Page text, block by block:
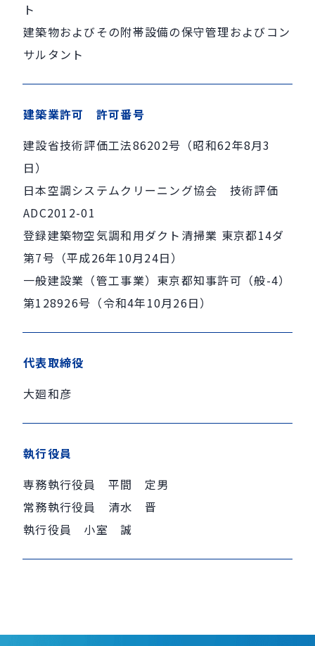
ト
建築物およびその附帯設備の保守管理およびコン
サルタント
建築業許可 許可番号
建設省技術評価工法86202号（昭和62年8月3
日）
日本空調システムクリーニング協会 技術評価
ADC2012-01
登録建築物空気調和用ダクト清掃業 東京都14ダ
第7号（平成26年10月24日）
一般建設業（管工事業）東京都知事許可（般-4）
第128926号（令和4年10月26日）
代表取締役
大廻和彦
執行役員
専務執行役員 平間 定男
常務執行役員 清水 晋
執行役員 小室 誠